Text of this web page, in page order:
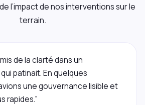
l’impact de nos interventions sur le
terrain.
de la clarté dans un
patinait. En quelques
une gouvernance lisible et
rapides."